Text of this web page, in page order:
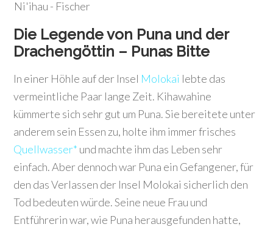
Die Legende von Puna und der
Drachengöttin – Punas Bitte
In einer Höhle auf der Insel Molokai lebte das
vermeintliche Paar lange Zeit. Kihawahine
kümmerte sich sehr gut um Puna. Sie bereitete unter
anderem sein Essen zu, holte ihm immer frisches
Quellwasser* und machte ihm das Leben sehr
einfach. Aber dennoch war Puna ein Gefangener, für
den das Verlassen der Insel Molokai sicherlich den
Tod bedeuten würde. Seine neue Frau und
Entführerin war, wie Puna herausgefunden hatte,